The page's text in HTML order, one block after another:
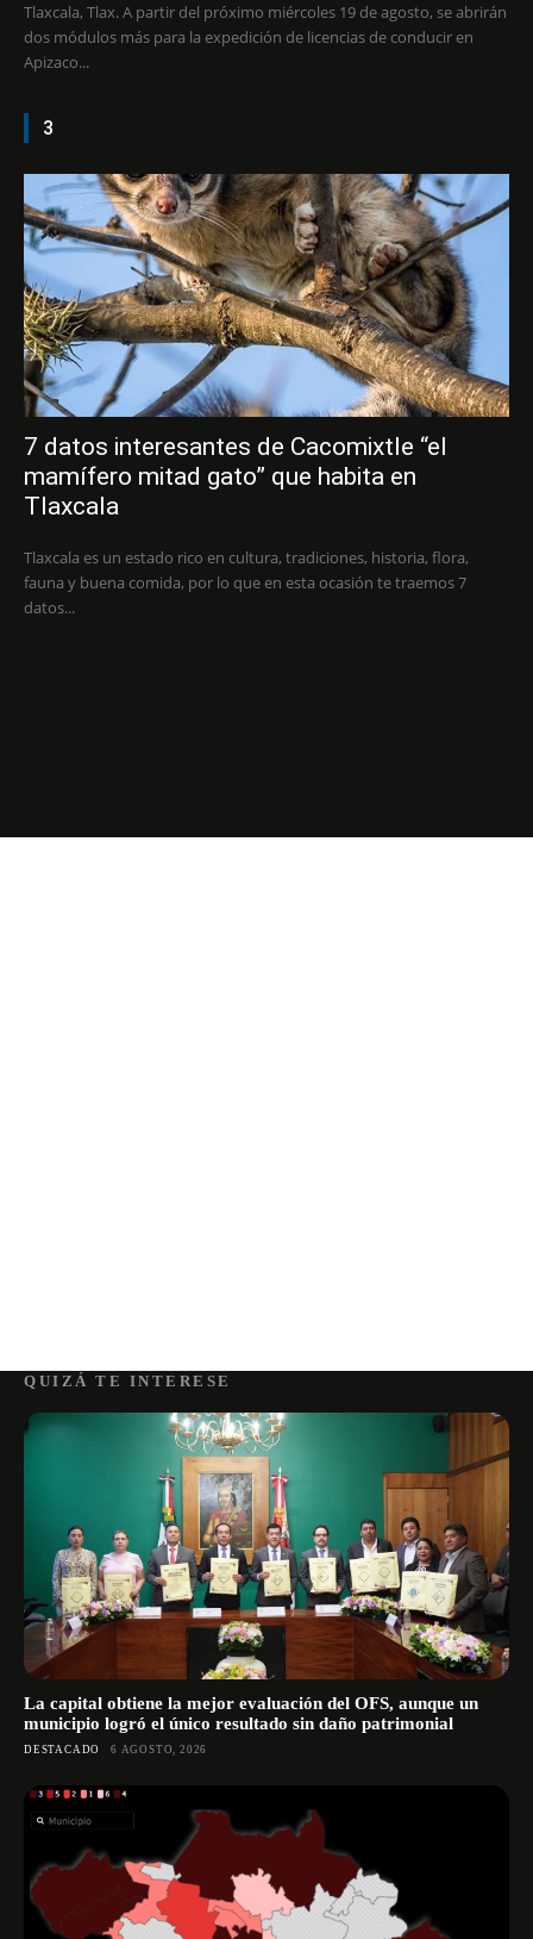
Tlaxcala, Tlax. A partir del próximo miércoles 19 de agosto, se abrirán
dos módulos más para la expedición de licencias de conducir en
Apizaco...
3
7 datos interesantes de Cacomixtle “el
mamífero mitad gato” que habita en
Tlaxcala
Tlaxcala es un estado rico en cultura, tradiciones, historia, flora,
fauna y buena comida, por lo que en esta ocasión te traemos 7
datos...
QUIZÁ TE INTERESE
La capital obtiene la mejor evaluación del OFS, aunque un
municipio logró el único resultado sin daño patrimonial
DESTACADO 6 AGOSTO, 2026